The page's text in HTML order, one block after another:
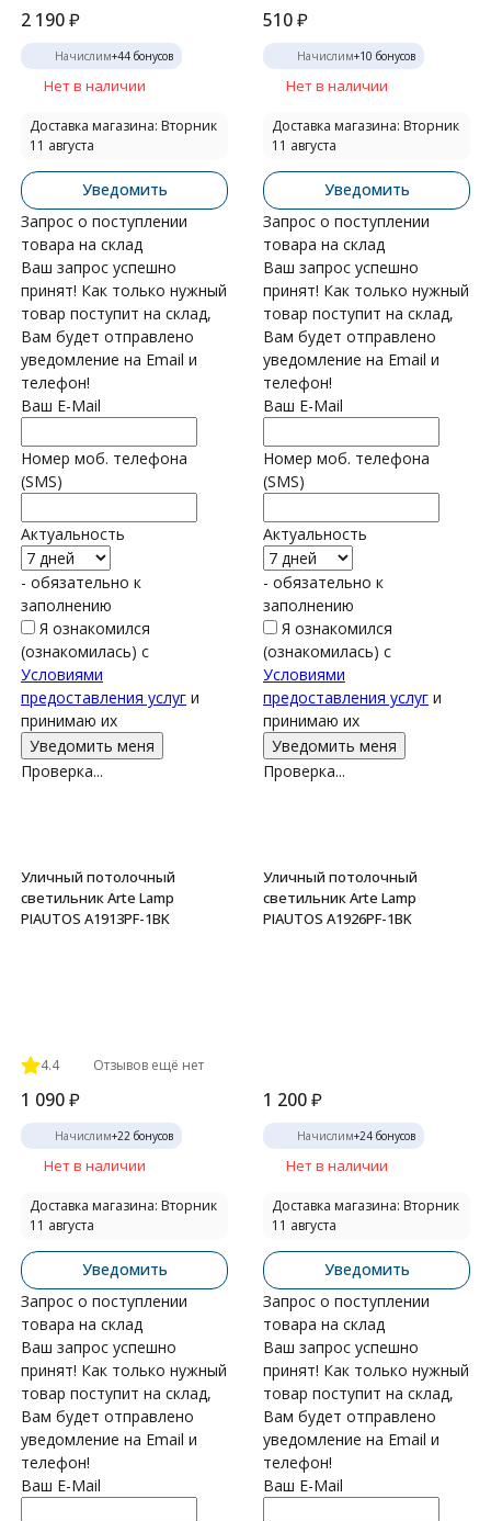
2 190₽
Начислим+44 бонусов
Нет в наличии
Доставка магазина: Вторник
11 августа
Уведомить
Запрос о поступлении
товара на склад
Ваш запрос успешно
принят! Как только нужный
товар поступит на склад,
Вам будет отправлено
уведомление на Email и
телефон!
Ваш E-Mail
Номер моб. телефона
(SMS)
Актуальность
- обязательно к
заполнению
Я ознакомился
(ознакомилась) с
Условиями
предоставления услуг и
принимаю их
Проверка...
510₽
Начислим+10 бонусов
Нет в наличии
Доставка магазина: Вторник
11 августа
Уведомить
Запрос о поступлении
товара на склад
Ваш запрос успешно
принят! Как только нужный
товар поступит на склад,
Вам будет отправлено
уведомление на Email и
телефон!
Ваш E-Mail
Номер моб. телефона
(SMS)
Актуальность
- обязательно к
заполнению
Я ознакомился
(ознакомилась) с
Условиями
предоставления услуг и
принимаю их
Проверка...
Уличный потолочный
светильник Arte Lamp
PIAUTOS A1913PF-1BK
4.4 Отзывов ещё нет
1 090₽
Начислим+22 бонусов
Нет в наличии
Доставка магазина: Вторник
11 августа
Уведомить
Запрос о поступлении
товара на склад
Ваш запрос успешно
принят! Как только нужный
товар поступит на склад,
Вам будет отправлено
уведомление на Email и
телефон!
Ваш E-Mail
Уличный потолочный
светильник Arte Lamp
PIAUTOS A1926PF-1BK
1 200₽
Начислим+24 бонусов
Нет в наличии
Доставка магазина: Вторник
11 августа
Уведомить
Запрос о поступлении
товара на склад
Ваш запрос успешно
принят! Как только нужный
товар поступит на склад,
Вам будет отправлено
уведомление на Email и
телефон!
Ваш E-Mail